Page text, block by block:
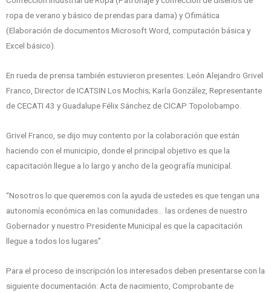
ropa de verano y básico de prendas para dama) y Ofimática
(Elaboración de documentos Microsoft Word, computación básica y
Excel básico).
En rueda de prensa también estuvieron presentes: León Alejandro Grivel
Franco, Director de ICATSIN Los Mochis; Karla González, Representante
de CECATI 43 y Guadalupe Félix Sánchez de CICAP Topolobampo.
Grivel Franco, se dijo muy contento por la colaboración que están
haciendo con el municipio, donde el principal objetivo es que la
capacitación llegue a lo largo y ancho de la geografía municipal.
“Nosotros lo que queremos con la ayuda de ustedes es que tengan una
autonomía económica en las comunidades… las ordenes de nuestro
Gobernador y nuestro Presidente Municipal es que la capacitación
llegue a todos los lugares”.
Para el proceso de inscripción los interesados deben presentarse con la
siguiente documentación: Acta de nacimiento, Comprobante de